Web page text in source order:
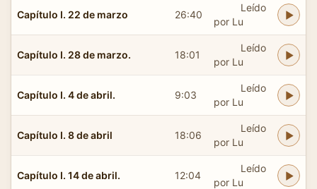
Capítulo I. 22 de marzo 26:40
Leído
por Lu
Capítulo I. 28 de marzo. 18:01
Leído
por Lu
Capítulo I. 4 de abril. 9:03
Leído
por Lu
Capítulo I. 8 de abril 18:06
Leído
por Lu
Capítulo I. 14 de abril. 12:04
Leído
por Lu